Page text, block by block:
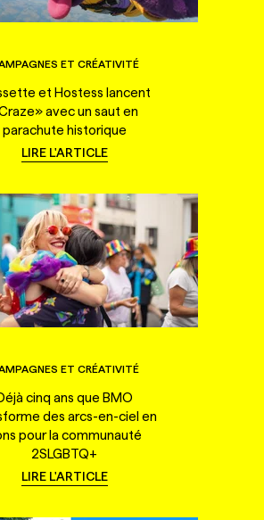
ET CRÉATIVITÉ
et Hostess lancent
avec un saut en
parachute historique
LIRE L'ARTICLE
ET CRÉATIVITÉ
cinq ans que BMO
des arcs-en-ciel en
pour la communauté
2SLGBTQ+
LIRE L'ARTICLE